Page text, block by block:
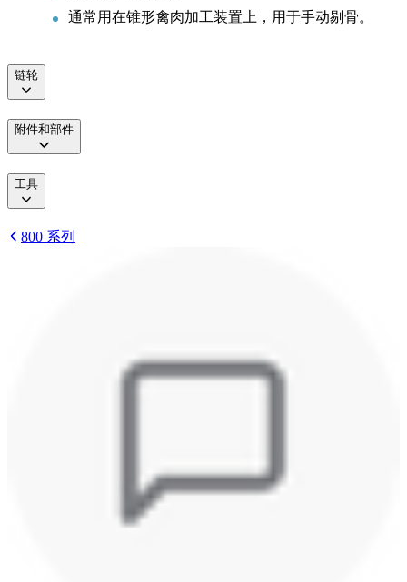
通常用在锥形禽肉加工装置上，用于手动剔骨。
链轮
附件和部件
工具
800 系列